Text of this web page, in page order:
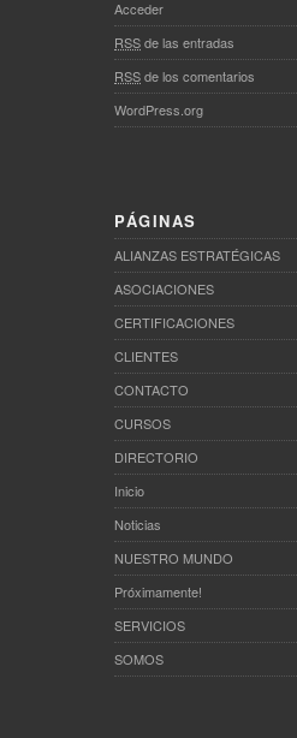
Acceder
RSSde las entradas
RSSde los comentarios
WordPress.org
PÁGINAS
ALIANZAS ESTRATÉGICAS
ASOCIACIONES
CERTIFICACIONES
CLIENTES
CONTACTO
CURSOS
DIRECTORIO
Inicio
Noticias
NUESTRO MUNDO
Próximamente!
SERVICIOS
SOMOS